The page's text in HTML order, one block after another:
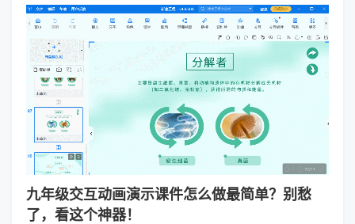
九年级交互动画演示课件怎么做最简单？别愁
了，看这个神器！